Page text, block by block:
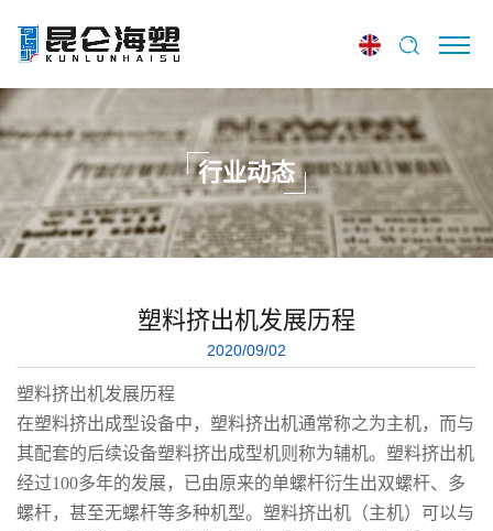
行业动态
塑料挤出机发展历程
2020/09/02
塑料挤出机发展历程
在塑料挤出成型设备中，塑料挤出机通常称之为主机，而与
其配套的后续设备塑料挤出成型机则称为辅机。塑料挤出机
经过100多年的发展，已由原来的单螺杆衍生出双螺杆、多
螺杆，甚至无螺杆等多种机型。 塑料挤出机 （主机）可以与